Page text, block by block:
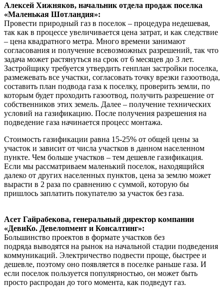
Алексей Хижняков, начальник отдела продаж поселка
«Маленькая Шотландия»:
Провести природный газ в поселок – процедура недешевая,
так как в процессе увеличивается цена затрат, и как следствие
– цена квадратного метра. Много времени занимают
согласования и получение всевозможных разрешений, так что
задача может растянуться на срок от 6 месяцев до 3 лет.
Застройщику требуется утвердить генплан застройки поселка,
размежевать все участки, согласовать точку врезки газоотвода,
составить план подвода газа к поселку, проверить земли, по
которым будет проходить газоотвод, получить разрешение от
собственников этих земель. Далее – получение технических
условий на газификацию. После получения разрешения на
подведение газа начинается процесс монтажа.
Стоимость газификации равна 15-25% от общей цены за
участок и зависит от числа участков в данном населенном
пункте. Чем больше участков – тем дешевле газификация.
Если мы рассматриваем маленький поселок, находящийся
далеко от других населенных пунктов, цена за землю может
вырасти в 2 раза по сравнению с суммой, которую бы
пришлось заплатить покупателю за участок без газа.
Асет Гайрабекова, генеральный директор компании
«ДевиКо. Девелопмент и Консалтинг»:
Большинство проектов в формате участков без
подряда выводятся на рынок на начальной стадии подведения
коммуникаций. Электричество подвести проще, быстрее и
дешевле, поэтому оно появляется в поселке раньше газа. И
если поселок пользуется популярностью, он может быть
просто распродан до того момента, как подведут газ.